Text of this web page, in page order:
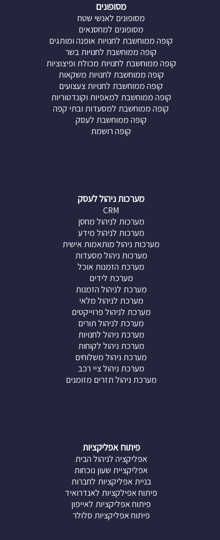
מסופונים
מסופונים לאנשי שטח
מסופונים למחסנאים
קופה ממוחשבת לחנויות אופנה ומותגים
קופה ממוחשבת לחנויות בשר
קופה ממוחשבת לחנויות מכולת ופיצוציות
קופה ממוחשבת לחנויות משקאות
קופה ממוחשבת לחנויות צעצועים
קופה ממוחשבת למאפיות וקונדטוריות
קופה ממוחשבת למסעדות ובתי קפה
קופה ממוחשבת לעסק
קופה רושמת
מערכות ניהול לעסק
CRM
מערכות לניהול מחסן
מערכות לניהול מידע
מערכות ניהול מותאמות אישית
מערכות ניהול מסעדות
מערכת הזמנות אוכל
מערכת לידים
מערכת לניהול הזמנות
מערכת לניהול מלאי
מערכת לניהול פרוייקטים
מערכת לניהול תורים
מערכת ניהול לחנויות
מערכת ניהול לקוחות
מערכת ניהול משלוחים
מערכת ניהול ציי רכב
מערכת ניהול תזרים מזומנים
פיתוח אפליקציות
אפליקציה לניהול הבית
אפליקציית שעון נוכחות
בניית אפליקציות לחברות
פיתוח אפילקציות לאנדרואיד
פיתוח אפליקציות לאייפון
פיתוח אפליקציות סלולר